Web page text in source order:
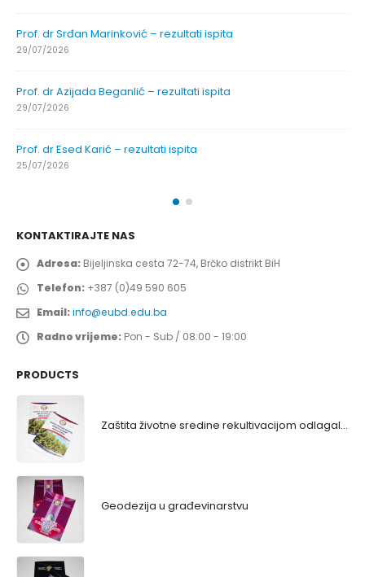
Prof. dr Srđan Marinković – rezultati ispita
29/07/2026
Prof. dr Azijada Beganlić – rezultati ispita
29/07/2026
Prof. dr Esed Karić – rezultati ispita
25/07/2026
KONTAKTIRAJTE NAS
Adresa: Bijeljinska cesta 72-74, Brčko distrikt BiH
Telefon: +387 (0)49 590 605
Email:info@eubd.edu.ba
Radno vrijeme: Pon - Sub / 08:00 - 19:00
PRODUCTS
Zaštita životne sredine rekultivacijom odlagališta
Geodezija u građevinarstvu